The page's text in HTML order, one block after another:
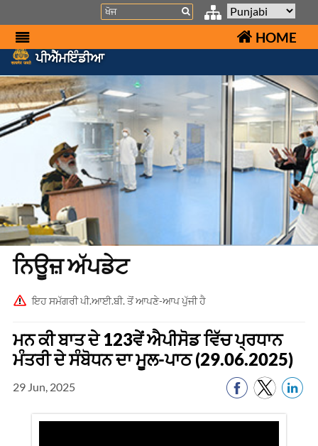
Search
HOME
ਪੀਐੱਮਇੰਡੀਆ
ਨਿਊਜ਼ ਅੱਪਡੇਟ
ਇਹ ਸਮੱਗਰੀ ਪੀ.ਆਈ.ਬੀ. ਤੋਂ ਆਪਣੇ-ਆਪ ਪੁੱਜੀ ਹੈ
ਮਨ ਕੀ ਬਾਤ ਦੇ 123ਵੇਂ ਐਪੀਸੋਡ ਵਿੱਚ ਪ੍ਰਧਾਨ
ਮੰਤਰੀ ਦੇ ਸੰਬੋਧਨ ਦਾ ਮੂਲ-ਪਾਠ (29.06.2025)
29 Jun, 2025